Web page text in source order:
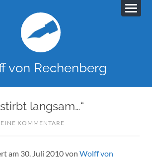
von Rechenberg
langsam…“
KOMMENTARE
am 30. Juli 2010 von Wolff von